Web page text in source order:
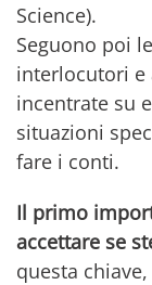
Science).
Seguono poi
interlocutori e
incentrate su
situazioni
fare i conti.
Il primo
accettare se
questa